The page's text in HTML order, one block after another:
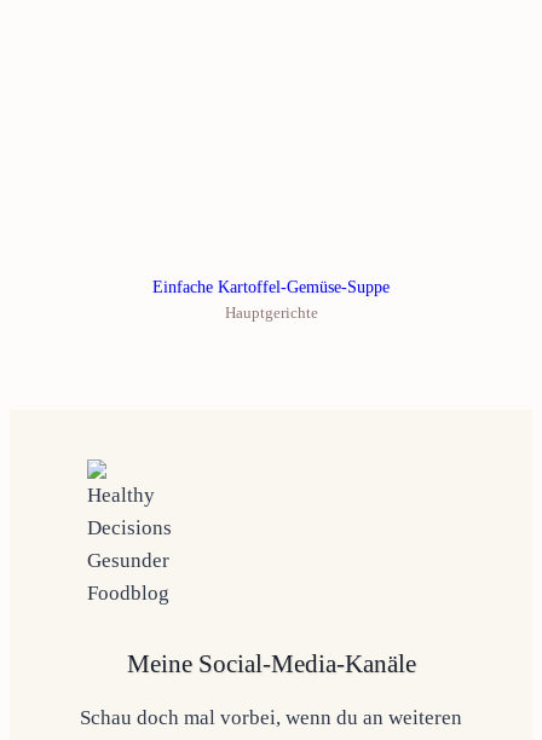
Einfache Kartoffel-Gemüse-Suppe
Hauptgerichte
Meine Social-Media-Kanäle
Schau doch mal vorbei, wenn du an weiteren